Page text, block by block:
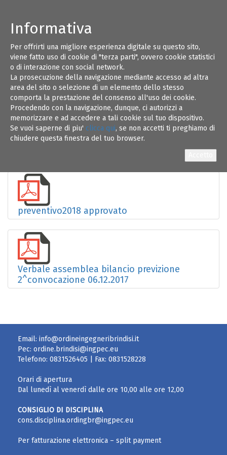
Informativa
Per offrirti una migliore esperienza digitale su questo sito,
viene fatto uso di cookie di "terza parti", ovvero cookie statistici
o di interazione con social network.
La prosecuzione della navigazione mediante accesso ad altra
area del sito o selezione di un elemento dello stesso
comporta la prestazione del consenso all'uso dei cookie.
Procedendo con la navigazione, dunque, ci autorizzi a
memorizzare e ad accedere a tali cookie sul tuo dispositivo.
Se vuoi saperne di piu' clicca qui, se non accetti ti preghiamo di
chiudere questa finestra del tuo browser.
Bilancio di previsione 2018
Data 07/12/2017
Descrizione
L'Assemblea degli Iscritti, convocata in
secconda convocazione in data 06.12.2017, ha
approvato il bilancio di previsione anno 2018.
preventivo2018 approvato
Verbale assemblea bilancio previzione
2^convocazione 06.12.2017
Email: info@ordineingegneribrindisi.it
Pec: ordine.brindisi@ingpec.eu
Telefono: 0831526405 | Fax: 0831528228
Orari di apertura
Dal lunedì al venerdì dalle ore 10,00 alle ore 12,00
CONSIGLIO DI DISCIPLINA
cons.disciplina.ordingbr@ingpec.eu
Per fatturazione elettronica – split payment